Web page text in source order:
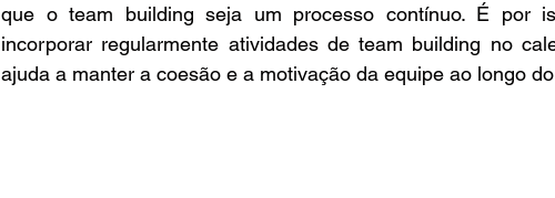
que o team building seja um processo contínuo. É por
incorporar regularmente atividades de team building no
ajuda a manter a coesão e a motivação da equipe ao longo